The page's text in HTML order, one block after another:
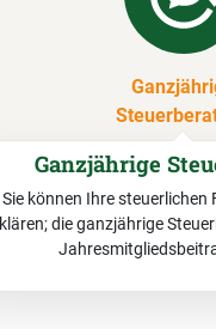
Ganzjährige
Sie können Ihre
klären; die ganzjährige